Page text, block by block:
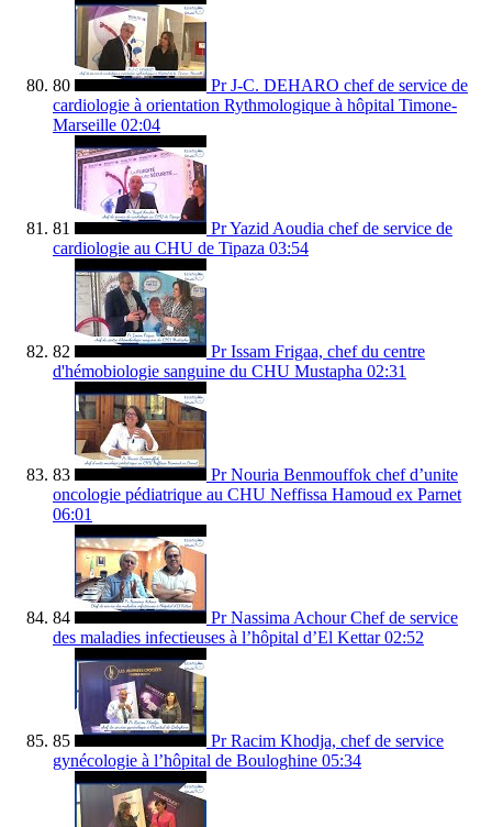
80
Pr J-C. DEHARO chef de service de
cardiologie à orientation Rythmologique à hôpital Timone-
Marseille 02:04
81
Pr Yazid Aoudia chef de service de
cardiologie au CHU de Tipaza 03:54
82
Pr Issam Frigaa, chef du centre
d'hémobiologie sanguine du CHU Mustapha 02:31
83
Pr Nouria Benmouffok chef d’unite
oncologie pédiatrique au CHU Neffissa Hamoud ex Parnet
06:01
84
Pr Nassima Achour Chef de service
des maladies infectieuses à l’hôpital d’El Kettar 02:52
85
Pr Racim Khodja, chef de service
gynécologie à l’hôpital de Bouloghine 05:34